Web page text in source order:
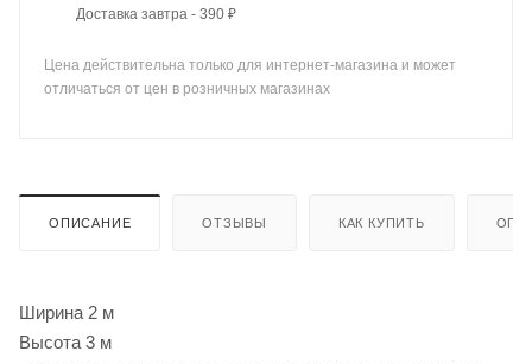
Доставка завтра - 390 ₽
Цена действительна только для интернет-магазина и может
отличаться от цен в розничных магазинах
ОПИСАНИЕ ОТЗЫВЫ КАК КУПИТЬ
Ширина 2 м
Высота 3 м